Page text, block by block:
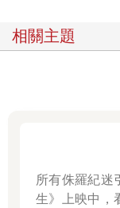
相關主題
所有侏羅紀迷
生》上映中，